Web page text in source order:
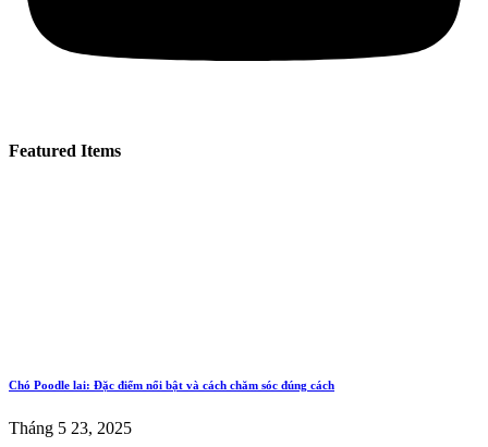
Featured Items
Chó Poodle lai: Đặc điểm nổi bật và cách chăm sóc đúng cách
Tháng 5 23, 2025